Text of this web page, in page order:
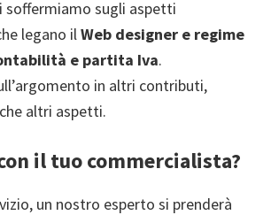
soffermiamo sugli aspetti
legano ilWeb designer e regime
e partita Iva.
in altri contributi,
altri aspetti.
il tuo commercialista?
un nostro esperto si prenderà